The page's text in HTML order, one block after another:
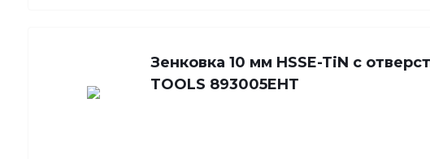
Зенковка 10 мм HSSE-TiN с
TOOLS 893005EHT